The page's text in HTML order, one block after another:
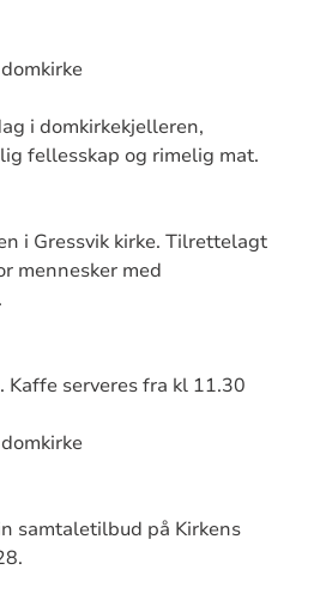
i domkirkekjelleren,
fellesskap og rimelig mat.
i Gressvik kirke. Tilrettelagt
mennesker med
serveres fra kl 11.30
samtaletilbud på Kirkens